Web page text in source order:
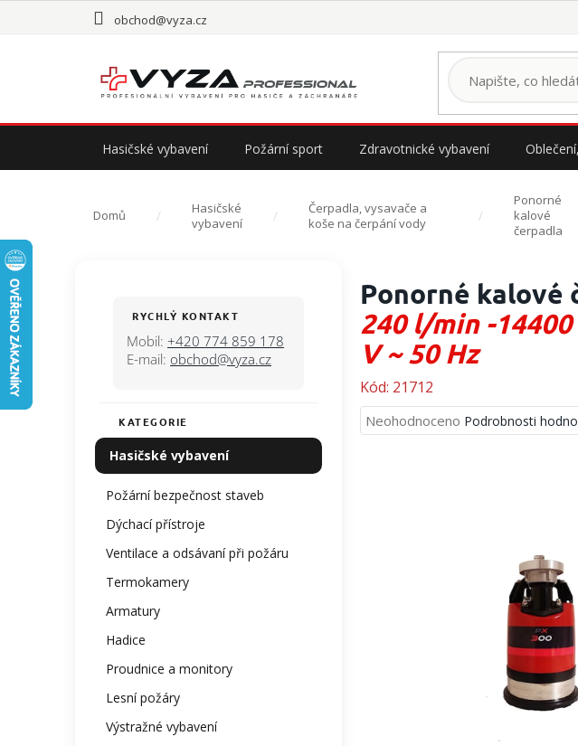
obchod@vyza.cz
Hasičské vybavení Požární sport Zdravotnické vybavení
Domů
Hasičské
vybavení
Čerpadla, vysavače a
koše na čerpání vody
Ponorné
kalové
čerpadla
RYCHLÝ KONTAKT
Mobil: +420 774 859 178
E-mail: obchod@vyza.cz
Přeskočit
kategorie
KATEGORIE
Hasičské vybavení
Požární bezpečnost staveb
Dýchací přístroje
Ventilace a odsávaní při požáru
Termokamery
Armatury
Hadice
Proudnice a monitory
Lesní požáry
Výstražné vybavení
Ponorné kalové
240 l/min -
V ~ 50 Hz
Kód: 21712
Průměrné
hodnocení
Neohodnoceno Podrobnosti